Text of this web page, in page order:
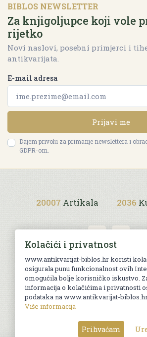
BIBLOS NEWSLETTER
Za knjigoljupce koji vole
rijetko
Novi naslovi, posebni primjerci i
antikvarijata.
E-mail adresa
Prijavi me
Dajem privolu za primanje newslettera i
GDPR-om.
20007 Artikala 2036
Uvjeti kupnje
© Sva prava pridržana. Web by
Kolačići i privatnost
www.antikvarijat-biblos.hr koristi
osigurala punu funkcionalnost ovih
omogućila bolje korisničko iskustvo.
informacija o kolačićima i privatnosti
podataka na www.antikvarijat-
Više informacija
Prihvaćam